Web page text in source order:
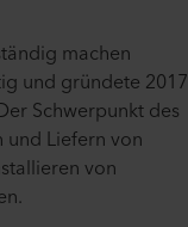
machen
und gründete 2017
Schwerpunkt des
und Liefern von
von